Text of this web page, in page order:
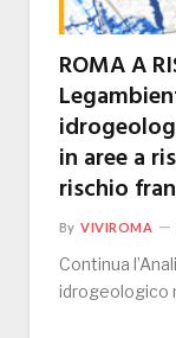
ROMA A
in aree a
rischio
By VIVIROMA
Continua
idrogeologico